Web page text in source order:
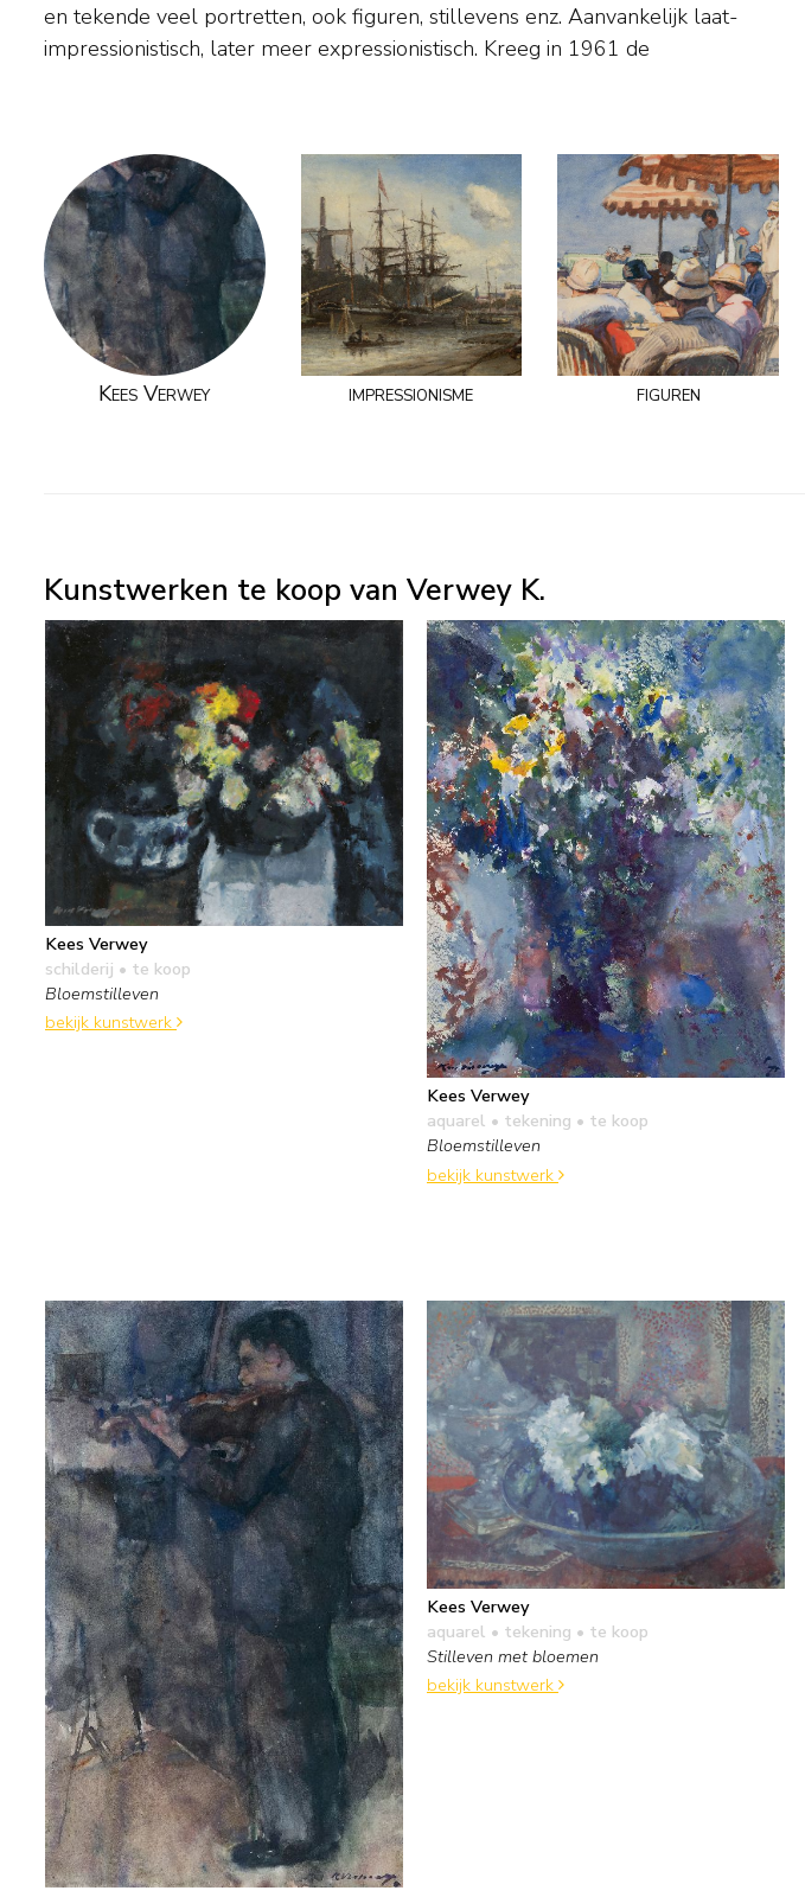
en tekende veel portretten, ook figuren, stillevens enz. Aanvankelijk laat-
impressionistisch, later meer expressionistisch. Kreeg in 1961 de
Kees Verwey impressionisme figuren
Kunstwerken te koop van Verwey K.
Kees Verwey
schilderij • te koop
Bloemstilleven
bekijk kunstwerk
Kees Verwey
aquarel • tekening • te koop
Bloemstilleven
bekijk kunstwerk
Kees Verwey
aquarel • tekening • te koop
Stilleven met bloemen
bekijk kunstwerk